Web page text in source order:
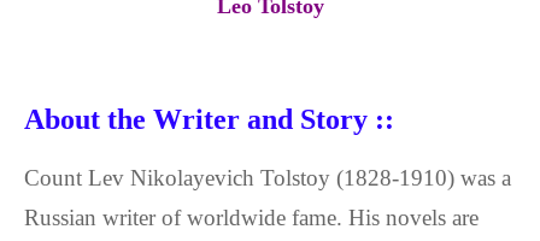
Leo Tolstoy
About the Writer and Story ::
Count Lev Nikolayevich Tolstoy (1828-1910) was a
Russian writer of worldwide fame. His novels are